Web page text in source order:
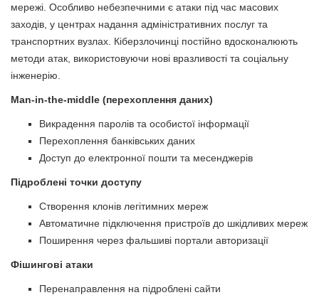
мережі. Особливо небезпечними є атаки під час масових
заходів, у центрах надання адміністративних послуг та
транспортних вузлах. Кіберзлочинці постійно вдосконалюють
методи атак, використовуючи нові вразливості та соціальну
інженерію.
Man-in-the-middle (перехоплення даних)
Викрадення паролів та особистої інформації
Перехоплення банківських даних
Доступ до електронної пошти та месенджерів
Підроблені точки доступу
Створення клонів легітимних мереж
Автоматичне підключення пристроїв до шкідливих мереж
Поширення через фальшиві портали авторизації
Фішингові атаки
Перенаправлення на підроблені сайти